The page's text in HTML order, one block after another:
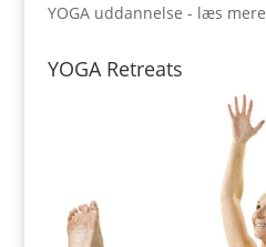
YOGA uddannelse - læs mere
YOGA Retreats